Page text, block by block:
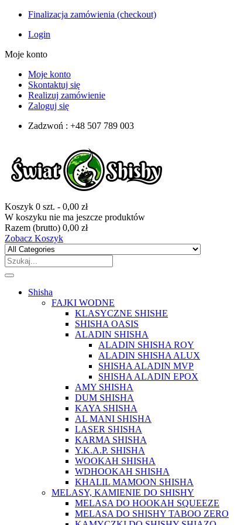
Finalizacja zamówienia (checkout)
Login
Moje konto
Moje konto
Skontaktuj się
Realizuj zamówienie
Zaloguj się
Zadzwoń : +48 507 789 003
Koszyk 0 szt. - 0,00 zł
W koszyku nie ma jeszcze produktów
Razem (brutto) 0,00 zł
Zobacz Koszyk
Shisha
FAJKI WODNE
KLASYCZNE SHISHE
SHISHA OASIS
ALADIN SHISHA
ALADIN SHISHA ROY
ALADIN SHISHA ALUX
SHISHA ALADIN MVP
SHISHA ALADIN EPOX
AMY SHISHA
DUM SHISHA
KAYA SHISHA
AL MANI SHISHA
LASER SHISHA
KARMA SHISHA
Y.K.A.P. SHISHA
WOOKAH SHISHA
WDHOOKAH SHISHA
KHALIL MAMOON SHISHA
MELASY, KAMIENIE DO SHISHY
MELASA DO HOOKAH SQUEEZE
MELASA DO SHISHY TABOO ZERO